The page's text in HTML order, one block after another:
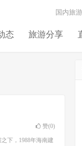
态 旅游分享
国内旅游
赞(0)
下，1988年海南建